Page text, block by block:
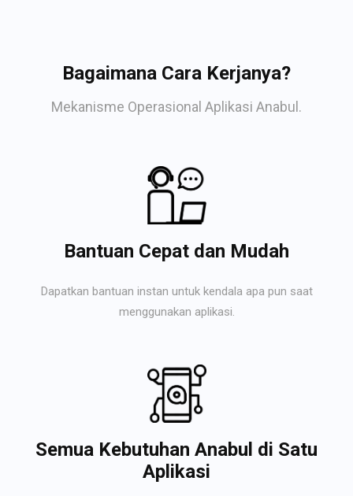
Bagaimana Cara Kerjanya?
Mekanisme Operasional Aplikasi Anabul.
Bantuan Cepat dan Mudah
Dapatkan bantuan instan untuk kendala apa pun saat
menggunakan aplikasi.
Semua Kebutuhan Anabul di Satu
Aplikasi